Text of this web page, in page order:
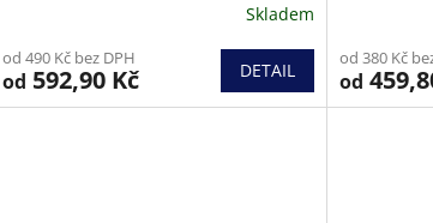
produktu
je
5,0
Skladem
od 490 Kč bez DPH
od 592,90 Kč DETAIL
od 380 Kč
od